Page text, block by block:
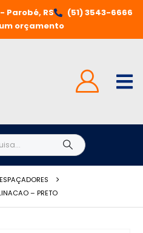
Parobé, RS
(51) 3543-6666
orçamento
ESPAÇADORES
– PRETO